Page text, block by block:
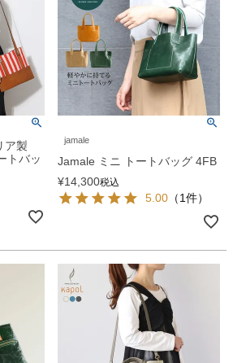
ア製
トバッ
jamale
Jamale ミニ トートバッグ 4FB
¥14,300税込
5.00 （1件）